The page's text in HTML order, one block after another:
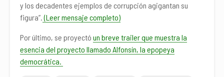
y los decadentes ejemplos de corrupción agigantan su
figura”.(Leer mensaje completo)
Por último, se proyectó un breve trailer que muestra la
esencia del proyecto llamado Alfonsín, la epopeya
democrática.